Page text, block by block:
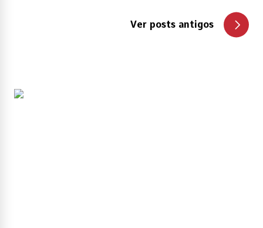
Ver posts antigos